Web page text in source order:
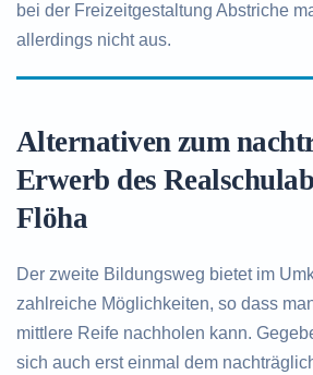
bei der Freizeitgestaltung Abstriche
allerdings nicht aus.
Alternativen zum
Erwerb des
Flöha
Der zweite Bildungsweg bietet im
zahlreiche Möglichkeiten, so dass
mittlere Reife nachholen kann.
sich auch erst einmal dem